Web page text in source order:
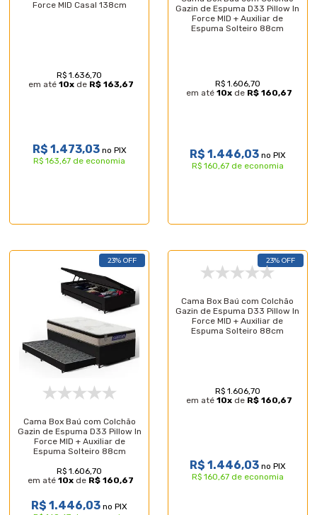
Force MID Casal 138cm
R$ 1.636,70
em até 10xde R$ 163,67
R$ 1.473,03no PIX
R$ 163,67 de economia
Gazin de Espuma D33 Pillow In
Force MID + Auxiliar de
Espuma Solteiro 88cm
R$ 1.606,70
em até 10xde R$ 160,67
R$ 1.446,03no PIX
R$ 160,67 de economia
23% OFF
Cama Box Baú com Colchão
Gazin de Espuma D33 Pillow In
Force MID + Auxiliar de
Espuma Solteiro 88cm
R$ 1.606,70
em até10x de R$ 160,67
R$ 1.446,03 no PIX
23% OFF
Cama Box Baú com Colchão
Gazin de Espuma D33 Pillow In
Force MID + Auxiliar de
Espuma Solteiro 88cm
R$ 1.606,70
em até 10xde R$ 160,67
R$ 1.446,03no PIX
R$ 160,67 de economia